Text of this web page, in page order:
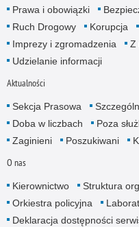
Prawa i obowiązki
Ruch Drogowy
Korupcja
Imprezy i zgromadzenia
Z
Udzielanie informacji
Aktualności
Sekcja Prasowa
Doba w liczbach
Poza
Zaginieni
Poszukiwani
O nas
Kierownictwo Struktura
Orkiestra policyjna
Deklaracja dostępności